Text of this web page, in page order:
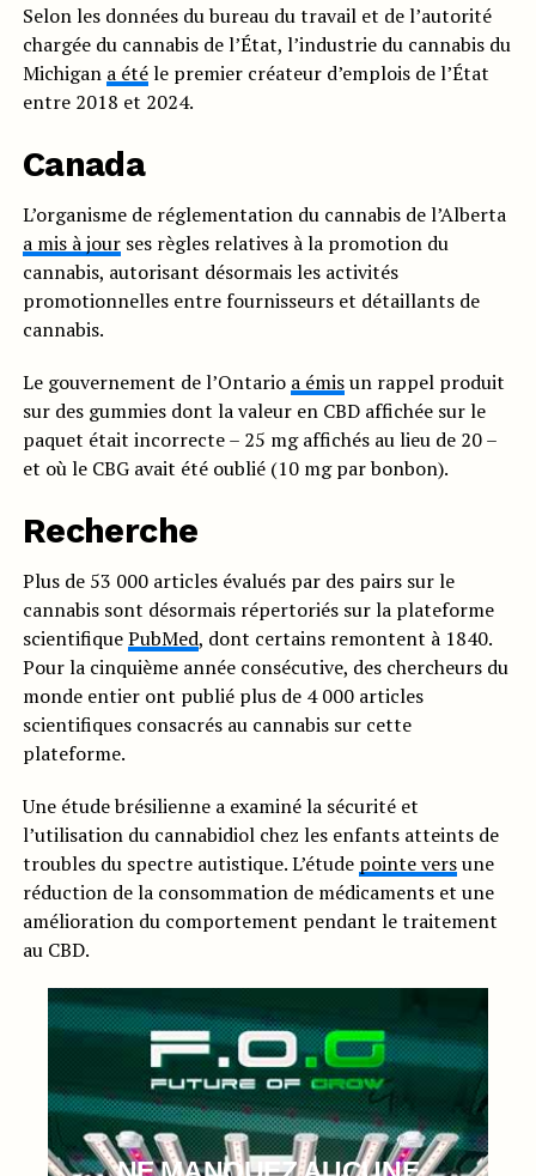
Selon les données du bureau du travail et de l’autorité
chargée du cannabis de l’État, l’industrie du cannabis du
Michigan a étéle premier créateur d’emplois de l’État
entre 2018 et 2024.
Canada
L’organisme de réglementation du cannabis de l’Alberta
a mis à jourses règles relatives à la promotion du
cannabis, autorisant désormais les activités
promotionnelles entre fournisseurs et détaillants de
cannabis.
Le gouvernement de l’Ontario a émisun rappel produit
sur des gummies dont la valeur en CBD affichée sur le
paquet était incorrecte – 25 mg affichés au lieu de 20 –
et où le CBG avait été oublié (10 mg par bonbon).
Recherche
Plus de 53 000 articles évalués par des pairs sur le
cannabis sont désormais répertoriés sur la plateforme
scientifiquePubMed, dont certains remontent à 1840.
Pour la cinquième année consécutive, des chercheurs du
monde entier ont publié plus de 4 000 articles
scientifiques consacrés au cannabis sur cette
plateforme.
Une étude brésilienne a examiné la sécurité et
l’utilisation du cannabidiol chez les enfants atteints de
troubles du spectre autistique. L’étude pointe versune
réduction de la consommation de médicaments et une
amélioration du comportement pendant le traitement
au CBD.